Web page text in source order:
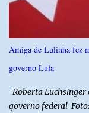
suspeitas antes da
fugiu levando a
Polícia Militar foi
na região na
autores do assalto.
Amiga de Lulinha fez
governo Lula
Roberta Luchsinger
governo federal